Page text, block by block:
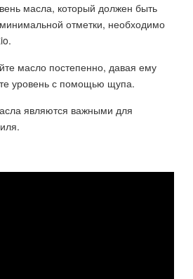
масла, который должен быть
отметки, необходимо
масло постепенно, давая ему
уровень с помощью щупа.
являются важными для